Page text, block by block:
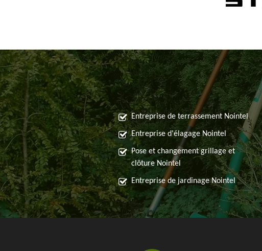
Entreprise de terrassement Nointel
Entreprise d'élagage Nointel
Pose et changement grillage et
clôture Nointel
Entreprise de jardinage Nointel